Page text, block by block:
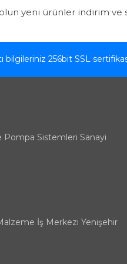
yeni ürünler indirim ve
bilgileriniz 256bit SSL
Sistemleri Sanayi
İş Merkezi Yenişehir